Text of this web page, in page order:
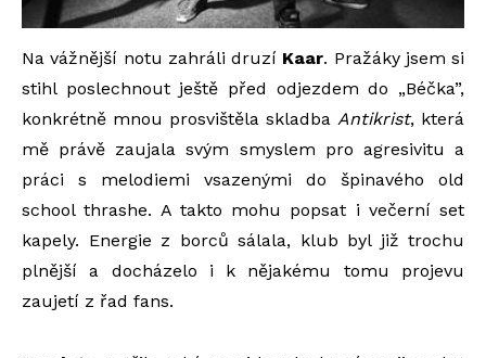
Na vážnější notu zahráli druzí Kaar. Pražáky jsem si
stihl poslechnout ještě před odjezdem do „Béčka”,
konkrétně mnou prosvištěla skladba Antikrist, která
mě právě zaujala svým smyslem pro agresivitu a
práci s melodiemi vsazenými do špinavého old
school thrashe. A takto mohu popsat i večerní set
kapely. Energie z borců sálala, klub byl již trochu
plnější a docházelo i k nějakému tomu projevu
zaujetí z řad fans.